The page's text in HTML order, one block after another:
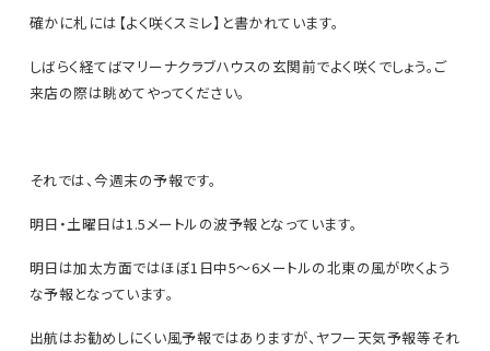
確かに札には【よく咲くスミレ】と書かれています。
しばらく経てばマリーナクラブハウスの玄関前でよく咲くでしょう。ご
来店の際は眺めてやってください。
それでは、今週末の予報です。
明日・土曜日は1.5メートルの波予報となっています。
明日は加太方面ではほぼ1日中5～6メートルの北東の風が吹くよう
な予報となっています。
出航はお勧めしにくい風予報ではありますが、ヤフー天気予報等それ